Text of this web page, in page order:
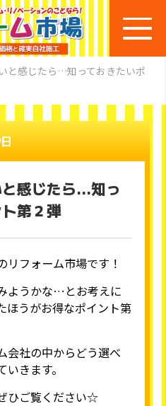
と感じたら…知っておきたいポ
感じたら…知っ
第２弾
リフォーム市場です！
ようかな…とお考えに
ほうがお得なポイント第
会社の中からどう選べ
きます。
ひご覧ください☆